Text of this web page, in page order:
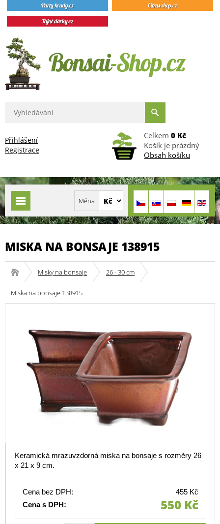
Přihlášení
Registrace
Celkem 0 Kč
Košík je prázdný
Obsah košíku
MISKA NA BONSAJE 138915
Misky na bonsaje 26 - 30 cm
Miska na bonsaje 138915
Keramická mrazuvzdorná miska na bonsaje s rozměry 26
x 21 x 9 cm.
Cena bez DPH:
455 Kč
Cena s DPH:
550 Kč